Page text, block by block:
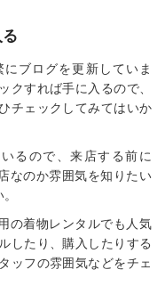
ブログを更新していま
クすれば手に入るので、
チェックしてみてはいか
るので、来店する前に
なのか雰囲気を知りたい
の着物レンタルでも人気
したり、購入したりする
ッフの雰囲気などをチェ